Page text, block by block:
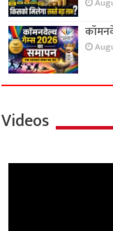
Videos